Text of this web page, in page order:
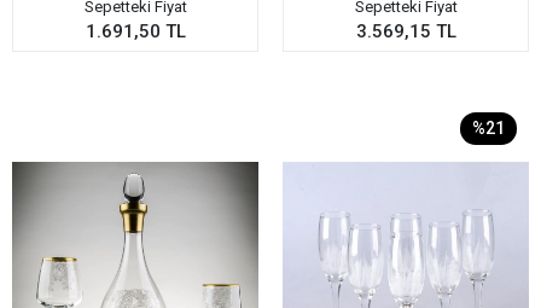
Sepetteki Fiyat
1.691,50 TL
Sepetteki Fiyat
3.569,15 TL
%21